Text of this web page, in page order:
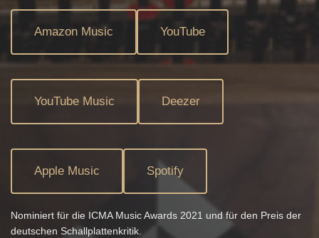
Amazon Music YouTube
YouTube Music Deezer
Apple Music Spotify
Nominiert für die ICMA Music Awards 2021 und für den Preis der
deutschen Schallplattenkritik.